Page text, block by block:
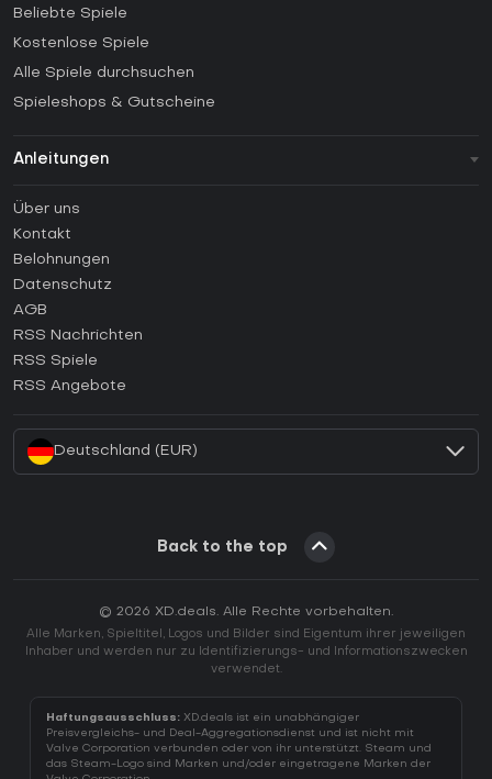
Beliebte Spiele
Kostenlose Spiele
Alle Spiele durchsuchen
Spieleshops & Gutscheine
Anleitungen
Anleitungen
Wie aktiviert man einen Steam CD Key?
Wie aktiviert man einen Epic Games CD Key?
Wie aktiviert man einen GOG CD Key?
Wie aktiviert man einen Ubisoft Connect CD Key?
Wie aktiviert man einen EA App CD Key?
Über uns
Kontakt
Belohnungen
Datenschutz
AGB
RSS Nachrichten
RSS Spiele
RSS Angebote
Deutschland (EUR)
Back to the top
© 2026 XD.deals. Alle Rechte vorbehalten.
Alle Marken, Spieltitel, Logos und Bilder sind Eigentum ihrer jeweiligen
Inhaber und werden nur zu Identifizierungs- und Informationszwecken
verwendet.
Haftungsausschluss: XD.deals ist ein unabhängiger
Preisvergleichs- und Deal-Aggregationsdienst und ist nicht mit
Valve Corporation verbunden oder von ihr unterstützt. Steam und
das Steam-Logo sind Marken und/oder eingetragene Marken der